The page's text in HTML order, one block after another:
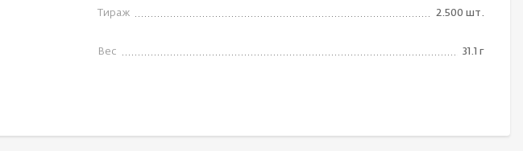
Тираж 2.500 шт.
Вес 31.1 г